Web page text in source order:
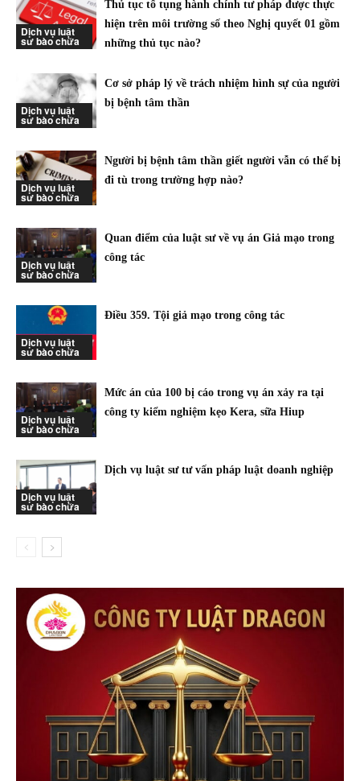
Dịch vụ luật
sư bào chữa
Thủ tục tố tụng hành chính tư pháp được thực
hiện trên môi trường số theo Nghị quyết 01 gồm
những thủ tục nào?
Dịch vụ luật
sư bào chữa
Cơ sở pháp lý về trách nhiệm hình sự của người
bị bệnh tâm thần
Dịch vụ luật
sư bào chữa
Người bị bệnh tâm thần giết người vẫn có thể bị
đi tù trong trường hợp nào?
Dịch vụ luật
sư bào chữa
Quan điểm của luật sư về vụ án Giả mạo trong
công tác
Dịch vụ luật
sư bào chữa
Điều 359. Tội giả mạo trong công tác
Dịch vụ luật
sư bào chữa
Mức án của 100 bị cáo trong vụ án xảy ra tại
công ty kiểm nghiệm kẹo Kera, sữa Hiup
Dịch vụ luật
sư bào chữa
Dịch vụ luật sư tư vấn pháp luật doanh nghiệp